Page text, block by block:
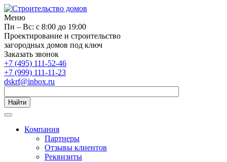
Меню
Пн – Вс: с 8:00 до 19:00
Проектирование и строительство
загородных домов под ключ
Заказать звонок
+7 (495) 111-52-46
+7 (999) 111-11-23
dskrf@inbox.ru
Найти
Компания
Партнеры
Отзывы клиентов
Реквизиты